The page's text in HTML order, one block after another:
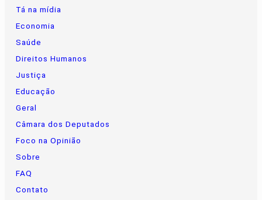
Tá na mídia
Economia
Saúde
Direitos Humanos
Justiça
Educação
Geral
Câmara dos Deputados
Foco na Opinião
Sobre
FAQ
Contato